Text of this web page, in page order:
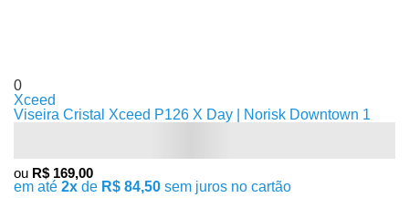
0
Xceed
Viseira Cristal Xceed P126 X Day | Norisk Downtown 1
ou R$ 169,00
em até 2x de R$ 84,50 sem juros no cartão